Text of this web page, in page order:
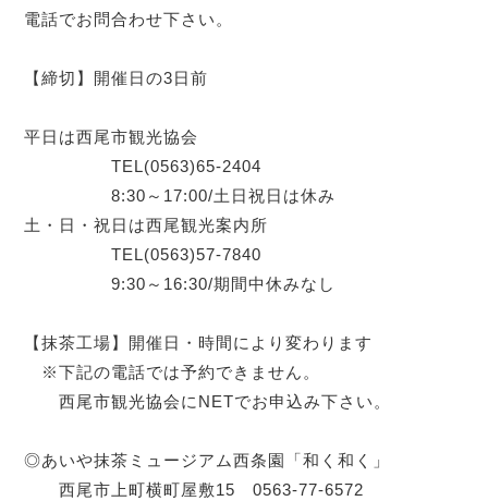
電話でお問合わせ下さい。
【締切】開催日の3日前
平日は西尾市観光協会
TEL(0563)65-2404
8:30～17:00/土日祝日は休み
土・日・祝日は西尾観光案内所
TEL(0563)57-7840
9:30～16:30/期間中休みなし
【抹茶工場】開催日・時間により変わります
※下記の電話では予約できません。
西尾市観光協会にNETでお申込み下さい。
◎あいや抹茶ミュージアム西条園「和く和く」
西尾市上町横町屋敷15 0563-77-6572